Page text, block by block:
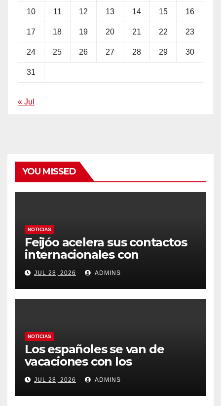
10 11 12 13 14 15 16
17 18 19 20 21 22 23
24 25 26 27 28 29 30
31
« Jul
YOU MISSED
NOTICIAS
Feijóo acelera sus contactos
internacionales con
Latinoamérica como socio
prioritario en su agenda de
gobierno
JUL 28, 2026 ADMINS
NOTICIAS
Los españoles se van de
vacaciones con los
carburantes hasta un 21%
más caros que el año pasado
y los hoteles disparados
JUL 28, 2026 ADMINS